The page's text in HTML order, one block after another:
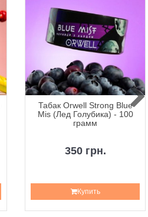
Табак Orwell Strong Blue
Mis (Лед Голубика) - 100
грамм
350 грн.
Купить